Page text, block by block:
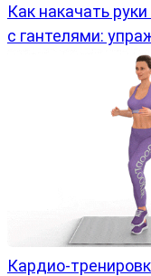
Как накачать
с гантелями:
Кардио-